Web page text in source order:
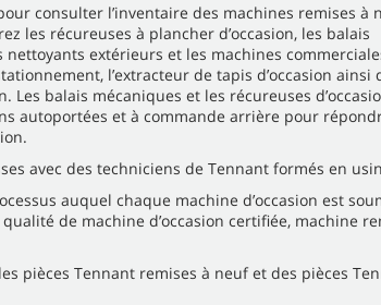
consulter l’inventaire des machines remises à
les récureuses à plancher d’occasion, les balais
nettoyants extérieurs et les machines
l’extracteur de tapis d’occasion ainsi
Les balais mécaniques et les récureuses
autoportées et à commande arrière pour
avec des techniciens de Tennant formés en
auquel chaque machine d’occasion est
de machine d’occasion certifiée, machine
pièces Tennant remises à neuf et des pièces